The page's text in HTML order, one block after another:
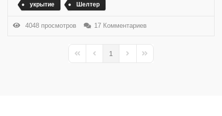
укрытие Шелтер
4048 просмотров 17 Комментариев
First PagePrevious Page
1
Next PageLast Page